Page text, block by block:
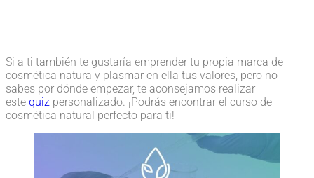
Si a ti también te gustaría emprender tu propia marca de
cosmética natura y plasmar en ella tus valores, pero no
sabes por dónde empezar, te aconsejamos realizar
este quiz personalizado. ¡Podrás encontrar el curso de
cosmética natural perfecto para ti!